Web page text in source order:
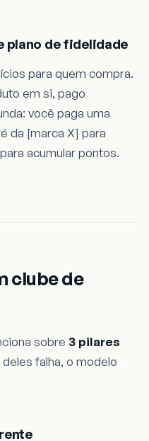
plano de fidelidade
para quem compra.
em si, pago
você paga uma
da [marca X] para
acumular pontos.
clube de
sobre 3 pilares
falha, o modelo